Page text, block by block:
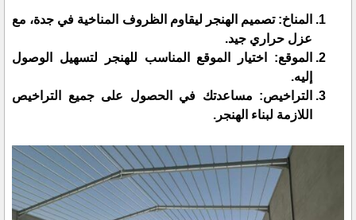
المناخ: تصميم الهنجر ليقاوم الظروف المناخية في جدة، مع
عزل حراري جيد.
الموقع: اختيار الموقع المناسب للهنجر لتسهيل الوصول
إليه.
التراخيص: مساعدتك في الحصول على جميع التراخيص
اللازمة لبناء الهنجر.